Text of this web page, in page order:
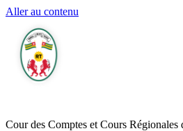
Aller au contenu
Cour des Comptes et Cours Régionales